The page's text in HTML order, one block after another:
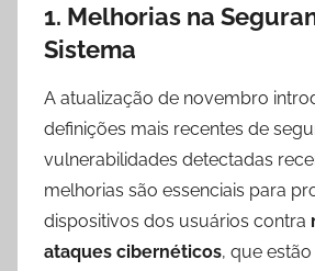
1. Melhorias na
Sistema
A atualização de novembro
definições mais recentes de
vulnerabilidades detectadas
melhorias são essenciais para
dispositivos dos usuários contra
ataques cibernéticos, que